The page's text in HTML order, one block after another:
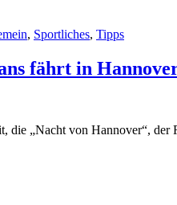
, Sportliches, Tipps
fährt in
die „Nacht von Hannover“,